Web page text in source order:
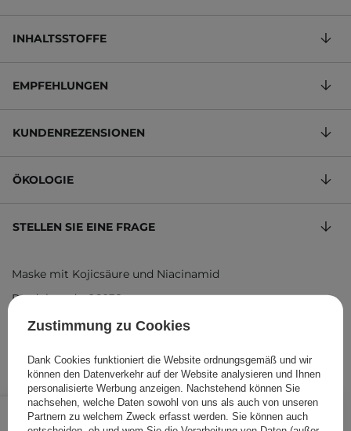
3,30 € /Stk.
INHALTSSTOFFE
EMPFEHLUNGEN
KUNDENREZENSIONEN
ÖKOLOGIE
STELLEN SIE EINE FRAGE
Maske mit Kojicsäure und Niacinamid
Produktcode: 26038
Zustimmung zu Cookies
Dank Cookies funktioniert die Website ordnungsgemäß und wir
können den Datenverkehr auf der Website analysieren und Ihnen
personalisierte Werbung anzeigen. Nachstehend können Sie
nachsehen, welche Daten sowohl von uns als auch von unseren
Partnern zu welchem Zweck erfasst werden. Sie können auch